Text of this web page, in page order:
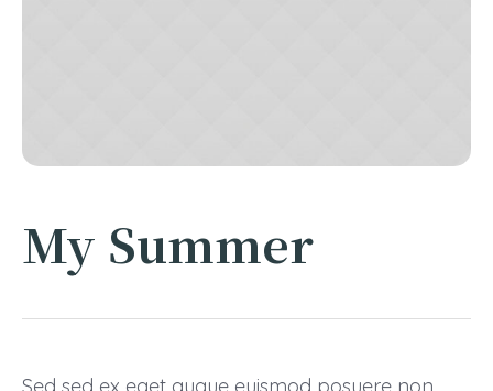
My Summer